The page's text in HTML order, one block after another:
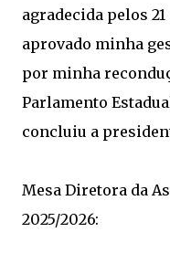
agradecida pelos
aprovado minha
por minha
Parlamento
concluiu a
Mesa Diretora da
2025/2026: